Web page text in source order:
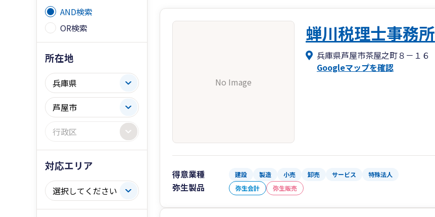
AND検索
OR検索
所在地
対応エリア
No Image
蝉川税理士事務所
兵庫県芦屋市茶屋之町８－１６
Googleマップを確認
得意業種 建設 製造 小売 卸売 サービス 特殊法人
弥生製品 弥生会計 弥生販売